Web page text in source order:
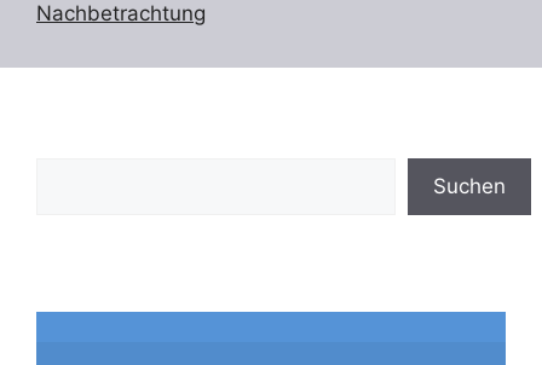
Nachbetrachtung
Suchen